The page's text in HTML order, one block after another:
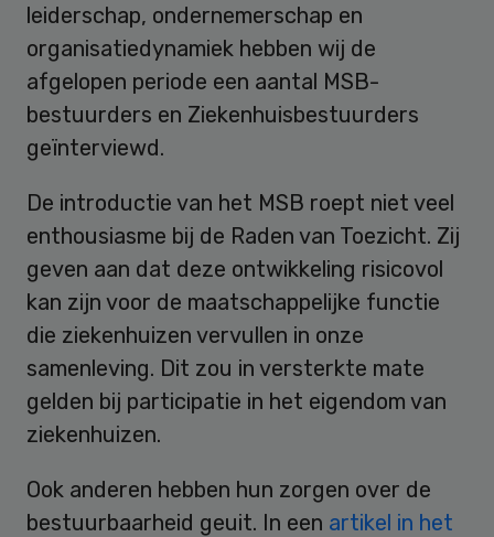
leiderschap, ondernemerschap en
organisatiedynamiek hebben wij de
afgelopen periode een aantal MSB-
bestuurders en Ziekenhuisbestuurders
geïnterviewd.
De introductie van het MSB roept niet veel
enthousiasme bij de Raden van Toezicht. Zij
geven aan dat deze ontwikkeling risicovol
kan zijn voor de maatschappelijke functie
die ziekenhuizen vervullen in onze
samenleving. Dit zou in versterkte mate
gelden bij participatie in het eigendom van
ziekenhuizen.
Ook anderen hebben hun zorgen over de
bestuurbaarheid geuit. In een artikel in het